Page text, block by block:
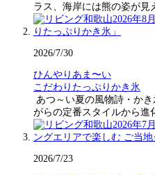
ラス、海岸には熊の姿が見
2026/7/30
ひんやりあま〜い
こだわりたっぷりかき氷
あつ～い夏の風物詩・か
がらの定番スタイルから進
2026/7/23